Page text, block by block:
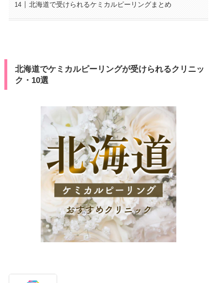
北海道で受けられるケミカルピーリングまとめ
北海道でケミカルピーリングが受けられるクリニッ
ク・10選